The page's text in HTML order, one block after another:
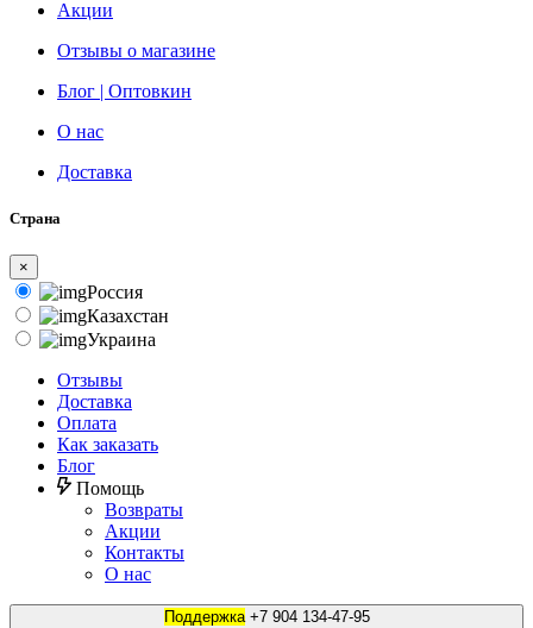
Акции
Отзывы о магазине
Блог | Оптовкин
О нас
Доставка
Страна
×
Россия
Казахстан
Украина
Отзывы
Доставка
Оплата
Как заказать
Блог
Помощь
Возвраты
Акции
Контакты
О нас
Поддержка +7 904 134-47-95